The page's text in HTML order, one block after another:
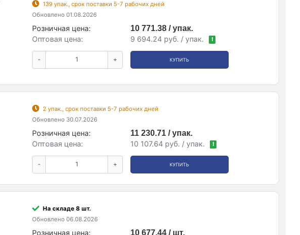
139 упак., срок поставки 5-7 рабочих дней
Обновлено 01.08.2026
Розничная цена:
10 771.38 / упак.
Оптовая цена:
9 694.24 руб. / упак. !
- + КУПИТЬ
2 упак., срок поставки 5-7 рабочих дней
Обновлено 30.07.2026
Розничная цена:
11 230.71 / упак.
Оптовая цена:
10 107.64 руб. / упак. !
- + КУПИТЬ
На складе 8 шт.
Обновлено 06.08.2026
Розничная цена:
10 677.44 / шт.